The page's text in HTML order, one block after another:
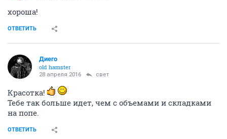
хороша!
ОТВЕТИТЬ
Диего
old hamster
28 апреля 2016 свет
Красотка!
Тебе так больше идет, чем с объемами и складками
на попе.
ОТВЕТИТЬ